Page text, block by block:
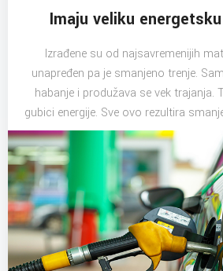
Imaju veliku
Izrađene su od najsavremenijih
unapređen pa je smanjeno trenje.
habanje i produžava se vek trajanja.
gubici energije. Sve ovo rezultira